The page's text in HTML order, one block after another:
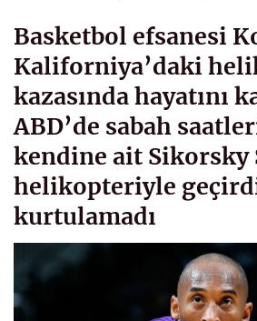
Basketbol efsanesi
Kaliforniya’daki
kazasında hayatını
ABD’de sabah
kendine ait
helikopteriyle
kurtulamadı